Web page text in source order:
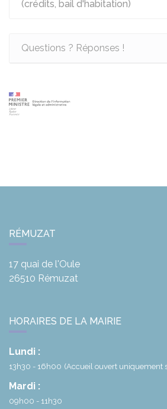
(crédits, bail d'habitation)
Questions ? Réponses !
RÉMUZAT
17 quai de l'Oule
26510 Rémuzat
HORAIRES DE LA MAIRIE
Lundi :
13h30 - 16h00 (Accueil ouvert uniquement
Mardi :
09h00 - 11h30